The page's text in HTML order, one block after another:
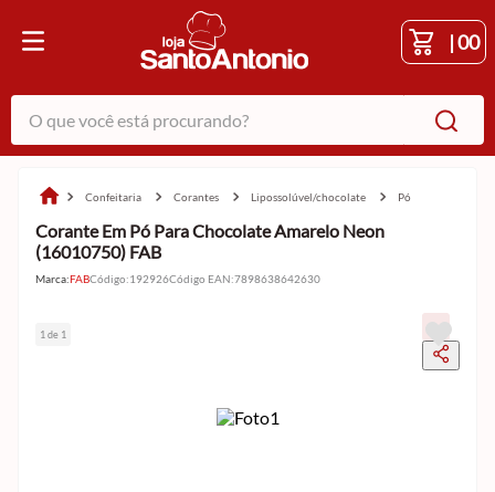
|00
O que você está procurando?
confeitaria corantes lipossolúvel/chocolate pó
Corante Em Pó Para Chocolate Amarelo Neon
(16010750) FAB
Marca:FABCódigo:192926Código EAN:7898638642630
1 de 1